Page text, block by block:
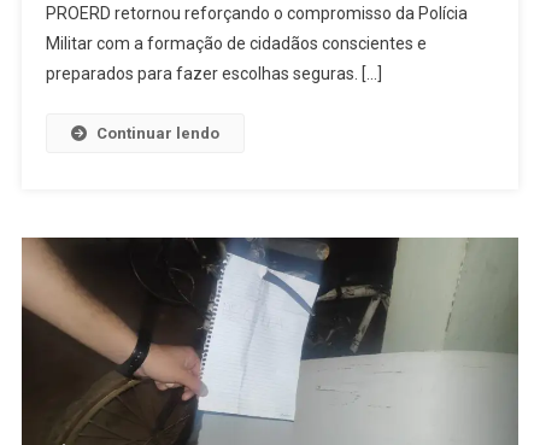
Marca
Formatura
PROERD retornou reforçando o compromisso da Polícia
Militar com a formação de cidadãos conscientes e
preparados para fazer escolhas seguras. […]
Continuar lendo